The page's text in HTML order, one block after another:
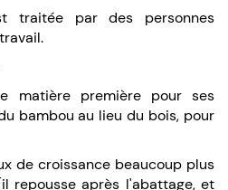
traitée par des personnes
matière première pour ses
bambou au lieu du bois, pour
de croissance beaucoup plus
repousse après l'abattage, et